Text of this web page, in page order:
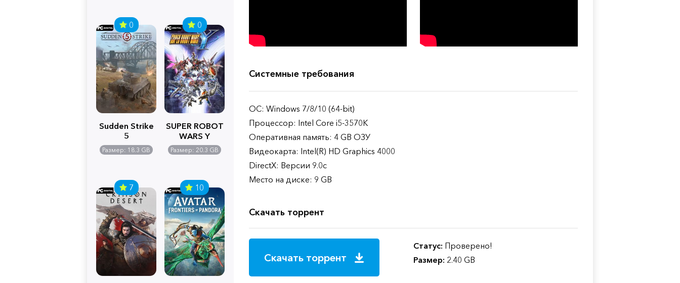
0
Sudden Strike
5
Размер: 18.3 GB
0
SUPER ROBOT
WARS Y
Размер: 20.3 GB
7 10
Системные требования
ОС: Windows 7/8/10 (64-bit)
Процессор: Intel Core i5-3570K
Оперативная память: 4 GB ОЗУ
Видеокарта: Intel(R) HD Graphics 4000
DirectX: Версии 9.0c
Место на диске: 9 GB
Скачать торрент
Скачать торрент
Статус: Проверено!
Размер: 2.40 GB